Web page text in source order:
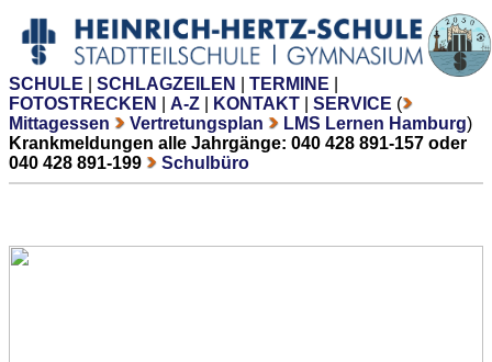
SCHULE SCHLAGZEILEN TERMINE
FOTOSTRECKEN
A-Z KONTAKT SERVICE (
Mittagessen
Vertretungsplan LMS Lernen Hamburg)
Krankmeldungen alle Jahrgänge: 040 428 891-157 oder
040 428 891-199
Schulbüro